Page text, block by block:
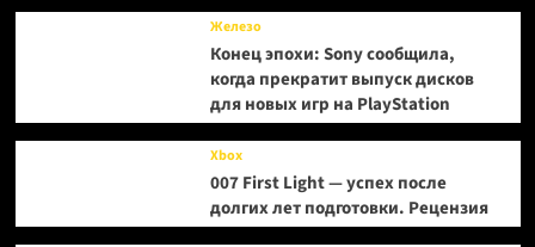
Железо
Конец эпохи: Sony сообщила,
когда прекратит выпуск дисков
для новых игр на PlayStation
Xbox
007 First Light — успех после
долгих лет подготовки. Рецензия